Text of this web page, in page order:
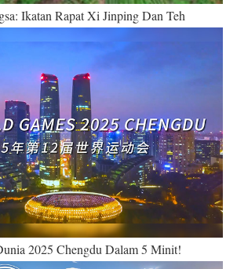
Ikatan Rapat Xi Jinping Dan Teh
2025 Chengdu Dalam 5 Minit!